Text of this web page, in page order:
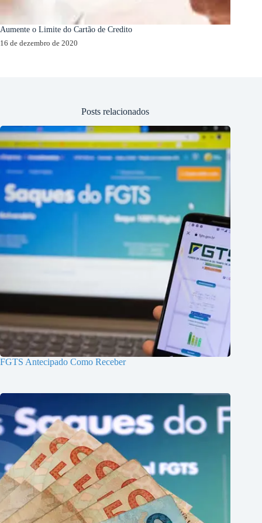
Aumente o Limite do Cartão de Credito
16 de dezembro de 2020
Posts relacionados
FGTS Antecipado Como Receber